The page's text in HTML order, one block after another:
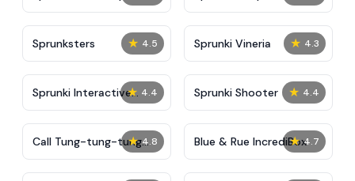
★ 4.5
Sprunksters ★ 4.3
Sprunki Vineria
★ 4.4
Sprunki Interactive
Tunner
★ 4.4
Sprunki Shooter
★ 4.8
Call Tung-tung-tung
Sahur
★ 4.7
Blue & Rue IncrediBox